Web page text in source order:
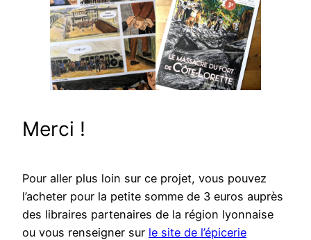
Merci !
Pour aller plus loin sur ce projet, vous pouvez
l’acheter pour la petite somme de 3 euros auprès
des libraires partenaires de la région lyonnaise
ou vous renseigner sur le site de l’épicerie